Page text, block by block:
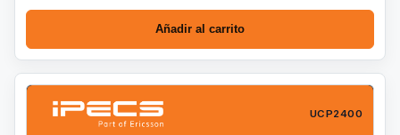
Añadir al carrito
UCP2400